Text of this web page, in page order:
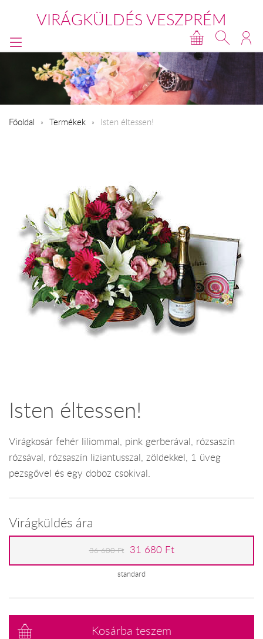
VIRÁGKÜLDÉS VESZPRÉM
Főoldal Termékek Isten éltessen!
Isten éltessen!
Virágkosár fehér liliommal, pink gerberával, rózsaszín
rózsával, rózsaszín liziantusszal, zöldekkel, 1 üveg
pezsgővel és egy doboz csokival.
Virágküldés ára
36 600 Ft 31 680 Ft
standard
Kosárba teszem